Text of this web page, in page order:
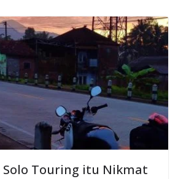
Solo Touring itu Nikmat